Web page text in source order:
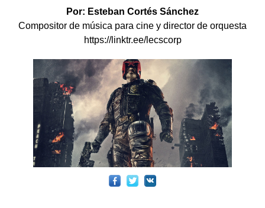
Por: Esteban Cortés Sánchez
Compositor de música para cine y director de orquesta
https://linktr.ee/lecscorp